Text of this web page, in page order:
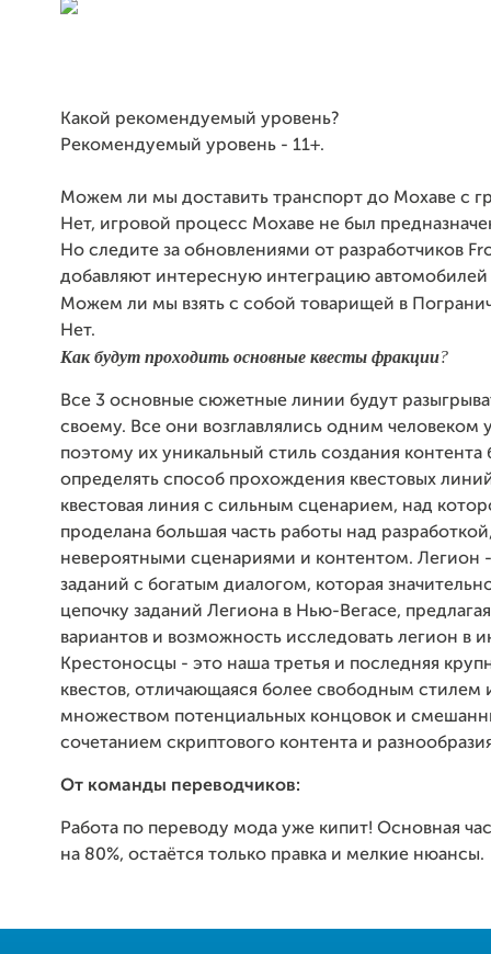
Какой рекомендуемый уровень?
Рекомендуемый уровень - 11+.
Можем ли мы доставить транспорт до Мохаве с
Нет, игровой процесс Мохаве не был
Но следите за обновлениями от разработчиков
добавляют интересную интеграцию автомобилей
Можем ли мы взять с собой товарищей в
Нет.
Как будут проходить основные квесты фракции?
Все 3 основные сюжетные линии будут
своему. Все они возглавлялись одним человеком
поэтому их уникальный стиль создания контента
определять способ прохождения квестовых
квестовая линия с сильным сценарием, над
проделана большая часть работы над
невероятными сценариями и контентом. Легион
заданий с богатым диалогом, которая
цепочку заданий Легиона в Нью-Вегасе,
вариантов и возможность исследовать легион в
Крестоносцы - это наша третья и последняя
квестов, отличающаяся более свободным стилем
множеством потенциальных концовок и
сочетанием скриптового контента и
От команды переводчиков:
Работа по переводу мода уже кипит! Основная
на 80%, остаётся только правка и мелкие нюансы.